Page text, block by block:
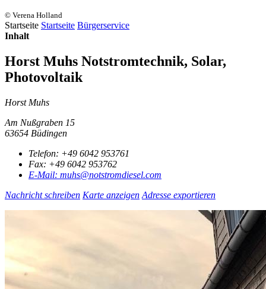
© Verena Holland
Startseite Startseite Bürgerservice
Inhalt
Horst Muhs Notstromtechnik, Solar,
Photovoltaik
Horst Muhs
Am Nußgraben 15
63654 Büdingen
Telefon: +49 6042 953761
Fax: +49 6042 953762
E-Mail: muhs@notstromdiesel.com
Nachricht schreiben Karte anzeigen Adresse exportieren